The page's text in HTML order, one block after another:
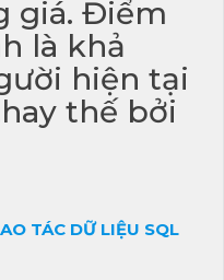
giá. Điểm
là khả
hiện tại
thế bởi
TÁC DỮ LIỆU SQL